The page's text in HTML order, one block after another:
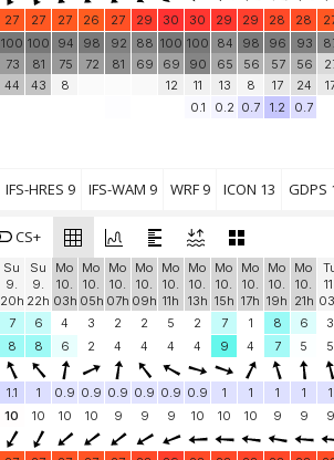
27 27 27 26 27 29 30 30 29 29 28 28
100
73
44
100
81
43
94
75
8
98
72
92
81
88
69
100
69
12
100
90
11
84
65
13
98
56
8
96
57
17
93
56
24
0.1 0.2 0.7 1.2 0.7
IFS-HRES 9 IFS-WAM 9 WRF 9 ICON 13 GDPS
CS+
Su
9.
20h
Su
9.
22h
Mo
10.
03h
Mo
10.
05h
Mo
10.
07h
Mo
10.
09h
Mo
10.
11h
Mo
10.
13h
Mo
10.
15h
Mo
10.
17h
Mo
10.
19h
Mo
10.
21h
7 6 4 3 2 2 5 2 7 1 8 6
3
8 8 6 2 4 4 4 4 9 4 7 5 5
1.1 1 0.9 0.9 0.9 0.9 0.9 0.9 1 1 1 1
1
10 10 10 10 9 9 9 10 10 10 9 9 9